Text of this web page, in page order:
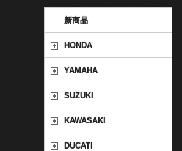
新商品
HONDA
YAMAHA
SUZUKI
KAWASAKI
DUCATI